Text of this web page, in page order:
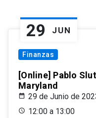
29 JUN
Finanzas
[Online] Pablo
Maryland
29 de Junio de
12:00 a 13:00